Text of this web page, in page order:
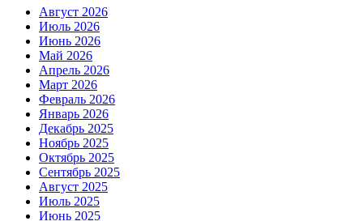
Август 2026
Июль 2026
Июнь 2026
Май 2026
Апрель 2026
Март 2026
Февраль 2026
Январь 2026
Декабрь 2025
Ноябрь 2025
Октябрь 2025
Сентябрь 2025
Август 2025
Июль 2025
Июнь 2025